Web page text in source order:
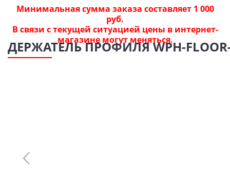
Минимальная сумма заказа составляет 1 000
руб.
В связи с текущей ситуацией цены в интернет-
магазине могут меняться.
ДЕРЖАТЕЛЬ ПРОФИЛЯ WPH-